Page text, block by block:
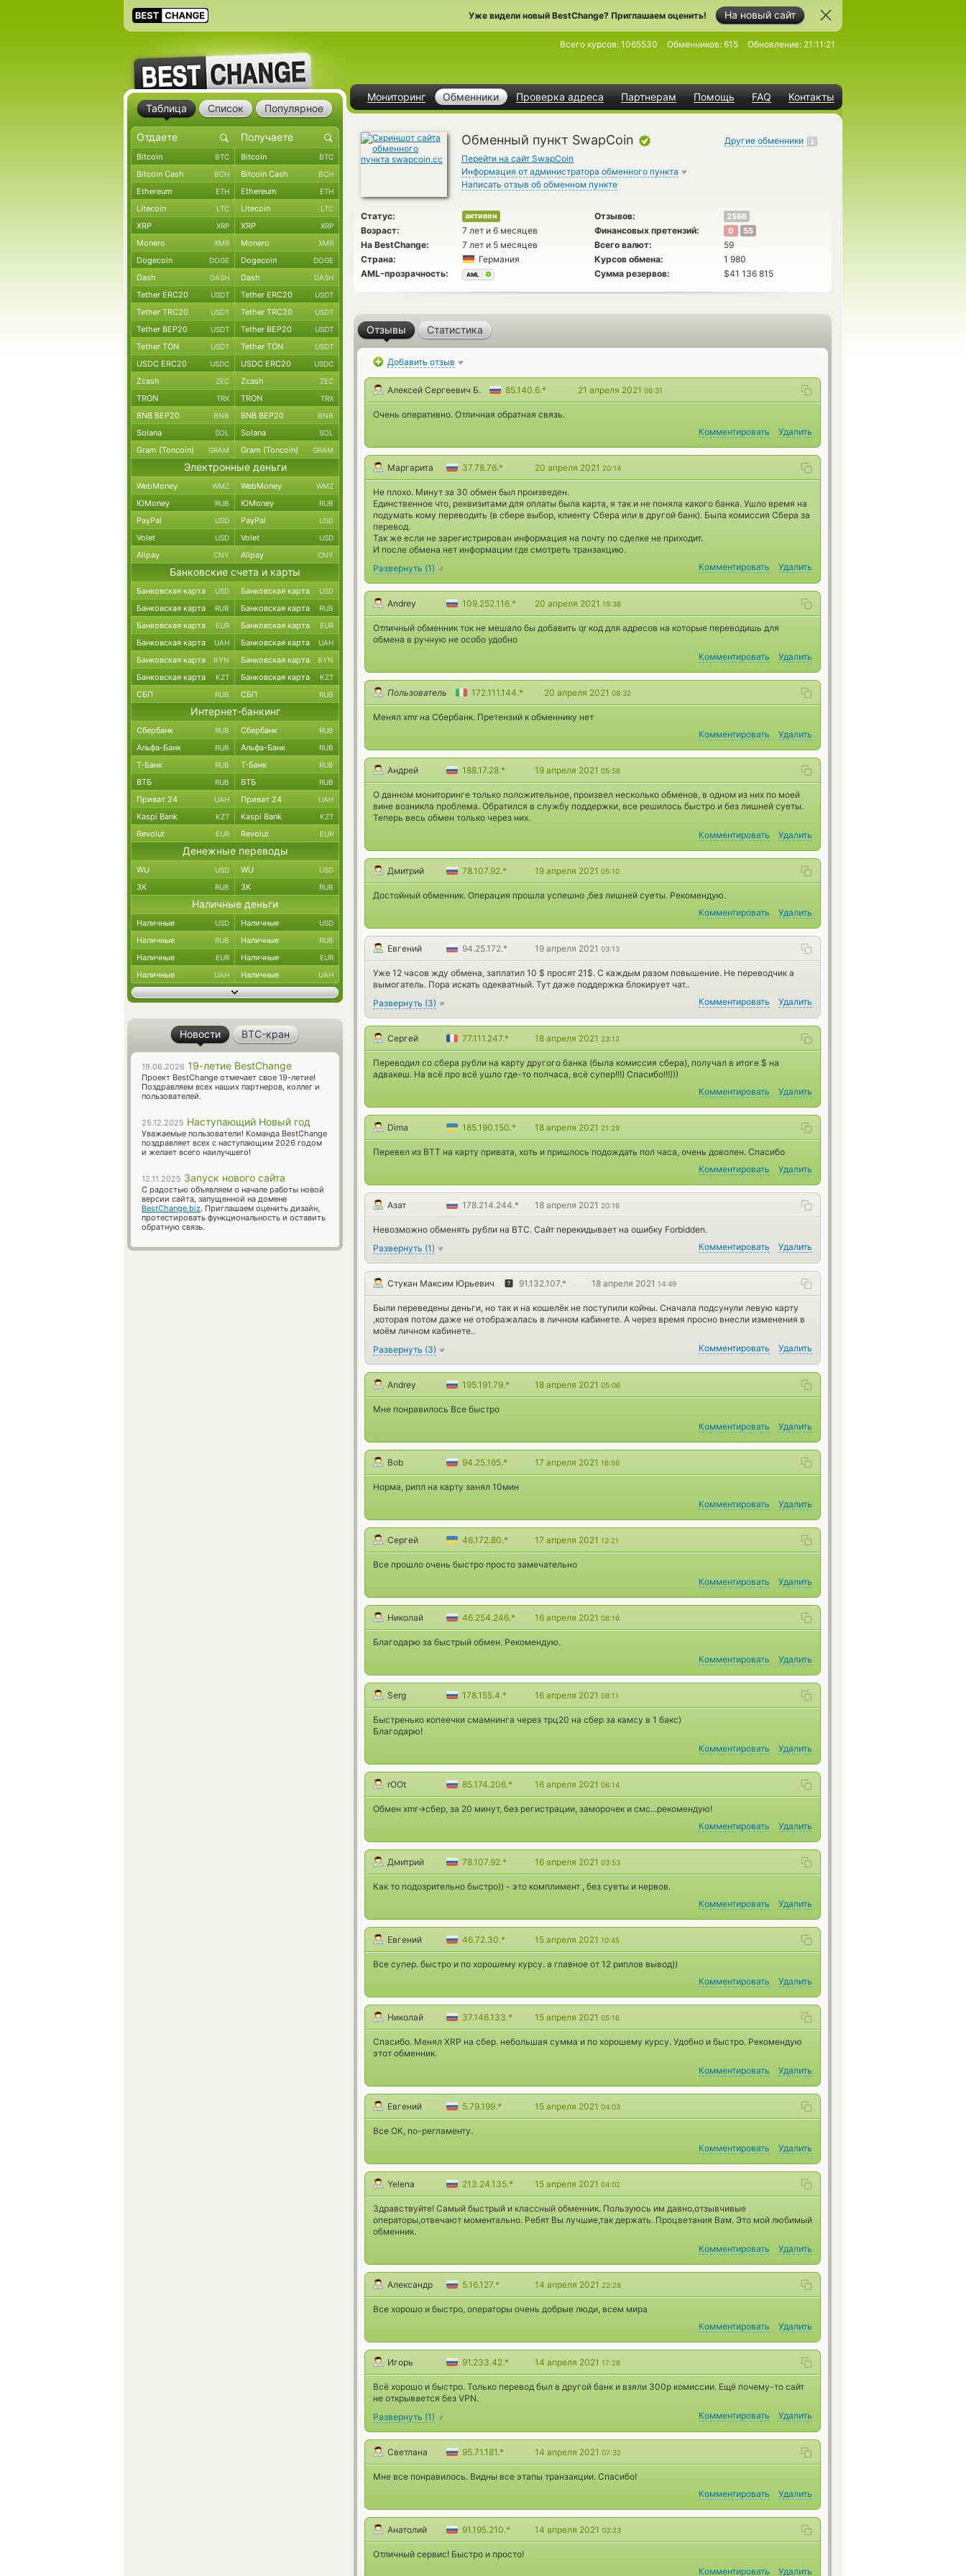
На новый сайт
Уже видели новый BestChange? Приглашаем оценить!
Мониторинг Обменники Проверка адреса Партнерам Помощь FAQ Контакты
Всего курсов: 1065530 Обменников: 615 Обновление: 21:11:21
Обменный пункт SwapCoin
Перейти на сайт SwapCoin
Информация от администратора обменного пункта
Написать отзыв об обменном пункте
Другие обменники
Статус: активен Отзывов: 2568
Возраст: 7 лет и 6 месяцев Финансовых претензий: 0 55
На BestChange: 7 лет и 5 месяцев Всего валют:
59
Страна:
Германия Курсов обмена:
1 980
AML-прозрачность:
AML Сумма резервов: $41 136 815
Отзывы Статистика
Добавить отзыв
Алексей Сергеевич Б. 85.140.6.* 21 апреля 2021 06:31
Очень оперативно. Отличная обратная связь.
Комментировать
Удалить
Маргарита 37.78.76.* 20 апреля 2021 20:14
Не плохо. Минут за 30 обмен был произведен.
Единственное что, реквизитами для оплаты была карта, я так и не поняла какого банка. Ушло время на
подумать кому переводить (в сбере выбор, клиенту Сбера или в другой банк). Была комиссия Сбера за
перевод.
Так же если не зарегистрирован информация на почту по сделке не приходит.
И после обмена нет информации где смотреть транзакцию.
Развернуть (1) Комментировать Удалить
Andrey 109.252.116.* 20 апреля 2021 19:38
Отличный обменник ток не мешало бы добавить qr код для адресов на которые переводишь для
обмена в ручную не особо удобно
Комментировать
Удалить
Пользователь 172.111.144.* 20 апреля 2021 08:32
Менял xmr на Сбербанк. Претензий к обменнику нет
Комментировать
Удалить
Андрей 188.17.28.* 19 апреля 2021 05:58
О данном мониторинге только положительное, произвел несколько обменов, в одном из них по моей
вине возникла проблема. Обратился в службу поддержки, все решилось быстро и без лишней суеты.
Теперь весь обмен только через них.
Комментировать
Удалить
Дмитрий 78.107.92.* 19 апреля 2021 05:10
Достойный обменник. Операция прошла успешно ,без лишней суеты. Рекомендую.
Комментировать
Удалить
Евгений 94.25.172.* 19 апреля 2021 03:13
Уже 12 часов жду обмена, заплатил 10 $ просят 21$. С каждым разом повышение. Не переводчик а
вымогатель. Пора искать одекватный. Тут даже поддержка блокирует чат..
Развернуть (3) Комментировать Удалить
Сергей 77.111.247.* 18 апреля 2021 23:12
Переводил со сбера рубли на карту другого банка (была комиссия сбера), получал в итоге $ на
адвакеш. На всё про всё ушло где-то полчаса, всё супер!!!) Спасибо!!!)))
Комментировать
Удалить
Dima 185.190.150.* 18 апреля 2021 21:29
Перевел из BTT на карту привата, хоть и пришлось подождать пол часа, очень доволен. Спасибо
Комментировать
Удалить
Азат 178.214.244.* 18 апреля 2021 20:16
Невозможно обменять рубли на BTC. Сайт перекидывает на ошибку Forbidden.
Развернуть (1) Комментировать Удалить
Стукан Максим Юрьевич 91.132.107.* 18 апреля 2021 14:49
Были переведены деньги, но так и на кошелёк не поступили койны. Сначала подсунули левую карту
,которая потом даже не отображалась в личном кабинете. А через время просно внесли изменения в
моём личном кабинете..
Развернуть (3) Комментировать Удалить
Andrey 195.191.79.* 18 апреля 2021 05:06
Мне понравилось Все быстро
Комментировать
Удалить
Bob 94.25.165.* 17 апреля 2021 16:56
Норма, рипл на карту занял 10мин
Комментировать
Удалить
Сергей 46.172.80.* 17 апреля 2021 12:21
Все прошло очень быстро просто замечательно
Комментировать
Удалить
Николай 46.254.246.* 16 апреля 2021 08:16
Благодарю за быстрый обмен. Рекомендую.
Комментировать
Удалить
Serg 178.155.4.* 16 апреля 2021 08:11
Быстренько копеечки смамнинга через трц20 на сбер за камсу в 1 бакс)
Благодарю!
Комментировать
Удалить
rOOt 85.174.206.* 16 апреля 2021 06:14
Обмен xmr->сбер, за 20 минут, без регистрации, заморочек и смс...рекомендую!
Комментировать
Удалить
Дмитрий 78.107.92.* 16 апреля 2021 03:53
Как то подозрительно быстро)) - это комплимент , без суеты и нервов.
Комментировать
Удалить
Евгений 46.72.30.* 15 апреля 2021 10:45
Все супер. быстро и по хорошему курсу. а главное от 12 риплов вывод))
Комментировать
Удалить
Николай 37.146.133.* 15 апреля 2021 05:16
Спасибо. Менял XRP на сбер. небольшая сумма и по хорошему курсу. Удобно и быстро. Рекомендую
этот обменник.
Комментировать
Удалить
Евгений 5.79.199.* 15 апреля 2021 04:03
Все ОК, по-регламенту.
Комментировать
Удалить
Yelena 213.24.135.* 15 апреля 2021 04:02
Здравствуйте! Самый быстрый и классный обменник. Пользуюсь им давно,отзывчивые
операторы,отвечают моментально. Ребят Вы лучшие,так держать. Процветания Вам. Это мой любимый
обменник.
Комментировать
Удалить
Александр 5.16.127.* 14 апреля 2021 22:28
Все хорошо и быстро, операторы очень добрые люди, всем мира
Комментировать
Удалить
Игорь 91.233.42.* 14 апреля 2021 17:28
Всё хорошо и быстро. Только перевод был в другой банк и взяли 300р комиссии. Ещё почему-то сайт
не открывается без VPN.
Развернуть (1) Комментировать Удалить
Светлана 95.71.181.* 14 апреля 2021 07:32
Мне все понравилось. Видны все этапы транзакции. Спасибо!
Комментировать
Удалить
Анатолий 91.195.210.* 14 апреля 2021 03:23
Отличный сервис! Быстро и просто!
Комментировать
Удалить
Таблица Список Популярное
Bitcoin BTC Bitcoin BTC
Bitcoin Cash BCH Bitcoin Cash BCH
Ethereum ETH Ethereum ETH
Litecoin LTC Litecoin LTC
XRP XRP XRP XRP
Monero XMR Monero XMR
Dogecoin DOGE Dogecoin DOGE
Dash DASH Dash DASH
Tether ERC20 USDT Tether ERC20 USDT
Tether TRC20 USDT Tether TRC20 USDT
Tether BEP20 USDT Tether BEP20 USDT
Tether TON USDT Tether TON USDT
USDC ERC20 USDC USDC ERC20 USDC
Zcash ZEC Zcash ZEC
TRON TRX TRON TRX
BNB BEP20 BNB BNB BEP20 BNB
Solana SOL Solana SOL
Gram (Toncoin) GRAM Gram (Toncoin) GRAM
Электронные деньги
WebMoney WMZ WebMoney WMZ
ЮMoney RUB ЮMoney RUB
PayPal USD PayPal USD
Volet USD Volet USD
Alipay CNY Alipay CNY
Банковские счета и карты
Банковская карта USD Банковская карта USD
Банковская карта RUB Банковская карта RUB
Банковская карта EUR Банковская карта EUR
Банковская карта UAH Банковская карта UAH
Банковская карта BYN Банковская карта BYN
Банковская карта KZT Банковская карта KZT
СБП RUB СБП RUB
Интернет-банкинг
Сбербанк RUB Сбербанк RUB
Альфа-Банк RUB Альфа-Банк RUB
Т-Банк RUB Т-Банк RUB
ВТБ RUB ВТБ RUB
Приват 24 UAH Приват 24 UAH
Kaspi Bank KZT Kaspi Bank KZT
Revolut EUR Revolut EUR
Денежные переводы
WU USD WU USD
ЗК RUB ЗК RUB
Наличные деньги
Наличные USD Наличные USD
Наличные RUB Наличные RUB
Наличные EUR Наличные EUR
Наличные UAH Наличные UAH
Новости BTC-кран
19.06.2026 19-летие BestChange
Проект BestChange отмечает свое 19-летие!
Поздравляем всех наших партнеров, коллег и
пользователей.
25.12.2025 Наступающий Новый год
Уважаемые пользователи! Команда BestChange
поздравляет всех с наступающим 2026 годом
и желает всего наилучшего!
12.11.2025 Запуск нового сайта
С радостью объявляем о начале работы новой
версии сайта, запущенной на домене
BestChange.biz. Приглашаем оценить дизайн,
протестировать функциональность и оставить
обратную связь.